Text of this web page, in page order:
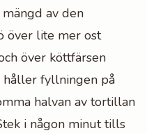
av den
över lite mer ost
över köttfärsen
fyllningen på
halvan av tortillan
i någon minut tills